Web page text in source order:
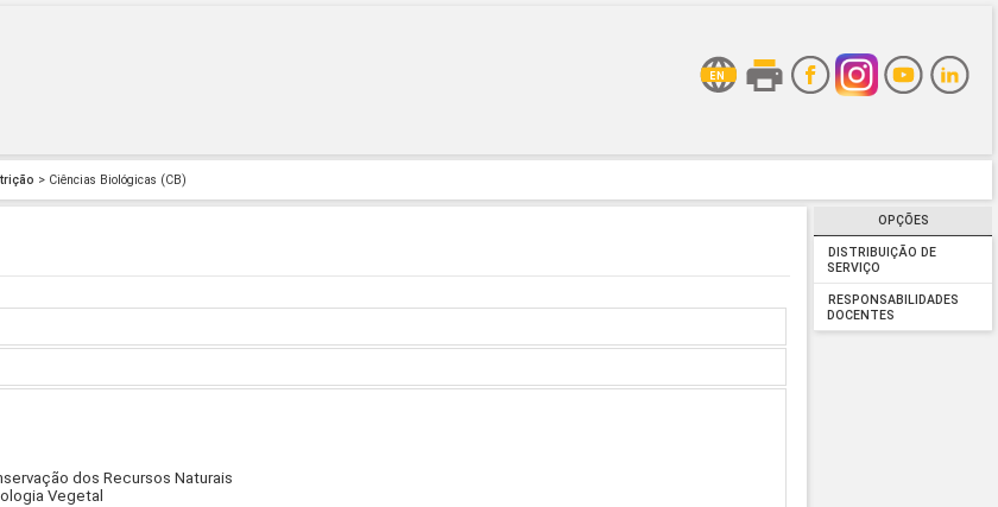
> Ciências Biológicas (CB)
OPÇÕES
DISTRIBUIÇÃO DE
SERVIÇO
RESPONSABILIDADES
DOCENTES
dos Recursos Naturais
Vegetal